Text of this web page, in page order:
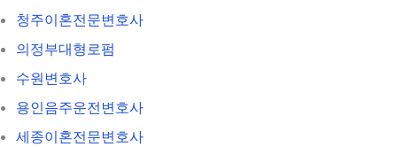
청주이혼전문변호사
의정부대형로펌
수원변호사
용인음주운전변호사
세종이혼전문변호사